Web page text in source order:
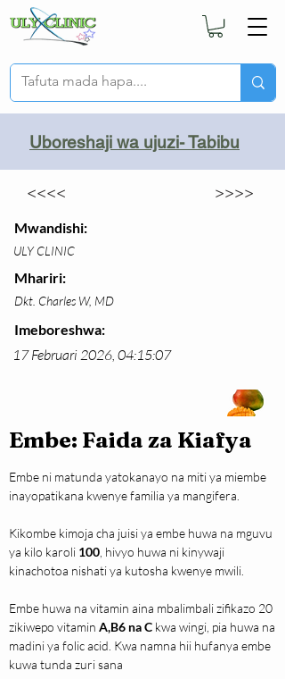
Uboreshaji wa ujuzi- Tabibu
<<<< >>>>
Mwandishi:
ULY CLINIC
Mhariri:
Dkt. Charles W, MD
Imeboreshwa:
17 Februari 2026, 04:15:07
Embe: Faida za Kiafya
Embe ni matunda yatokanayo na miti ya miembe
inayopatikana kwenye familia ya mangifera.
Kikombe kimoja cha juisi ya embe huwa na mguvu
ya kilo karoli 100 , hivyo huwa ni kinywaji
kinachotoa nishati ya kutosha kwenye mwili.
Embe huwa na vitamin aina mbalimbali zifikazo 20
zikiwepo vitamin A,B6 na C kwa wingi, pia huwa na
madini ya folic acid. Kwa namna hii hufanya embe
kuwa tunda zuri sana